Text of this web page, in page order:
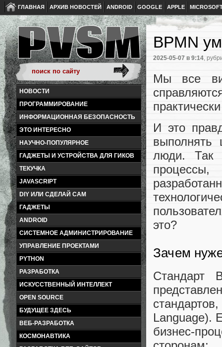
ГЛАВНАЯ АРХИВ НОВОСТЕЙ ANDROID GOOGLE APPLE
НОВОСТИ
ПРОГРАММИРОВАНИЕ
ИНФОРМАЦИОННАЯ БЕЗОПАСНОСТЬ
ЭТО ИНТЕРЕСНО
НАУЧНО-ПОПУЛЯРНОЕ
ГАДЖЕТЫ И УСТРОЙСТВА ДЛЯ ГИКОВ
ТЕКУЧКА
JAVASCRIPT
DIY ИЛИ СДЕЛАЙ САМ
ГАДЖЕТЫ
ANDROID
СИСТЕМНОЕ АДМИНИСТРИРОВАНИЕ
УПРАВЛЕНИЕ ПРОЕКТАМИ
PYTHON
РАЗРАБОТКА
ИСКУССТВЕННЫЙ ИНТЕЛЛЕКТ
OPEN SOURCE
БУДУЩЕЕ ЗДЕСЬ
ВЕБ-РАЗРАБОТКА
КОСМОНАВТИКА
BPMN
2025-05-07 в 9:14,
Мы все
И это
выполнять
люди. Так
это?
Зачем
Стандарт
Language).
бизнес-